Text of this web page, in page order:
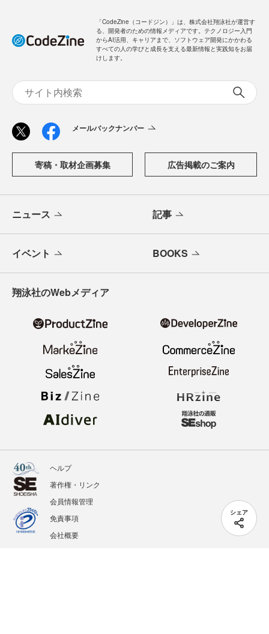
シェア
「CodeZine（コードジン）」は、株式会社翔泳社が運営す
る、開発者のための情報メディアです。テクノロジー入門
からAI活用、キャリアまで、ソフトウェア開発にかかわる
すべての人の学びと成長を支える最新情報と実践知をお届
けします。
メールバックナンバー
寄稿・取材企画募集 広告掲載のご案内
ニュース 記事
イベント BOOKS
翔泳社のWebメディア
ヘルプ
著作権・リンク
会員情報管理
免責事項
会社概要